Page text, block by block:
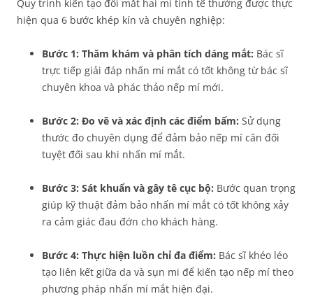
Quy trình kiến tạo đôi mắt hai mí tinh tế thường được thực
hiện qua 6 bước khép kín và chuyên nghiệp:
Bước 1: Thăm khám và phân tích dáng mắt: Bác sĩ
trực tiếp giải đáp nhấn mí mắt có tốt không từ bác sĩ
chuyên khoa và phác thảo nếp mí mới.
Bước 2: Đo vẽ và xác định các điểm bấm: Sử dụng
thước đo chuyên dụng để đảm bảo nếp mí cân đối
tuyệt đối sau khi nhấn mí mắt.
Bước 3: Sát khuẩn và gây tê cục bộ: Bước quan trọng
giúp kỹ thuật đảm bảo nhấn mí mắt có tốt không xảy
ra cảm giác đau đớn cho khách hàng.
Bước 4: Thực hiện luồn chỉ đa điểm: Bác sĩ khéo léo
tạo liên kết giữa da và sụn mi để kiến tạo nếp mí theo
phương pháp nhấn mí mắt hiện đại.